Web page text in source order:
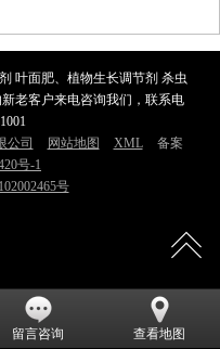
叶面肥、植物生长调节剂 杀虫
老客户来电咨询我们，联系电
公司 网站地图 XML
备案
号-1
号
留言咨询 查看地图